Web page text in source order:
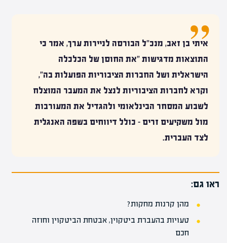
איתי בן זאב, מנכ"ל הבורסה לניירות ערך, אמר כי
התוצאות מדגישות "את החוסן של הכלכלה
הישראלית ושל החברות הציבוריות הפועלות בה",
וקרא לחברות הציבוריות לנצל את המעבר המוצלח
לשבוע המסחר הבינלאומי ולהגדיל את המעורבות
מול משקיעים זרים – כולל דיווחים בשפה האנגלית
לצד העברית.
ראו גם:
מהן קרנות מחקות?
טעויות בהעברת ביטקוין, אבטחת הביטקוין וחוזה
חכם